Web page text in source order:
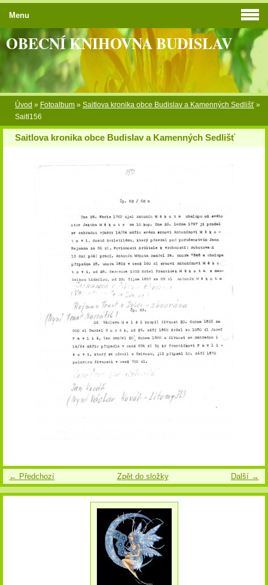
OBECNÍ KNIHOVNA BUDISLAV
Úvod » Fotoalbum » Saitlova kronika obce Budislav a Kamenných Sedlišť »
Saitl156
Saitlova kronika obce Budislav a Kamenných Sedlišť
← Předchozí Další →
Zpět do složky
Menu